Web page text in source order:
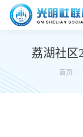
荔湖社区
你在这
首页